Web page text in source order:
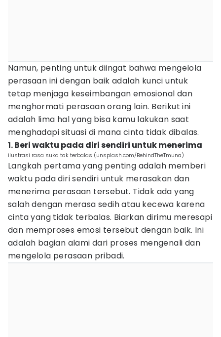
Namun, penting untuk diingat bahwa mengelola
perasaan ini dengan baik adalah kunci untuk
tetap menjaga keseimbangan emosional dan
menghormati perasaan orang lain. Berikut ini
adalah lima hal yang bisa kamu lakukan saat
menghadapi situasi di mana cinta tidak dibalas.
1. Beri waktu pada diri sendiri untuk menerima
ilustrasi rasa suka tak terbalas (unsplash.com/BehindTheTmuna)
Langkah pertama yang penting adalah memberi
waktu pada diri sendiri untuk merasakan dan
menerima perasaan tersebut. Tidak ada yang
salah dengan merasa sedih atau kecewa karena
cinta yang tidak terbalas. Biarkan dirimu meresapi
dan memproses emosi tersebut dengan baik. Ini
adalah bagian alami dari proses mengenali dan
mengelola perasaan pribadi.